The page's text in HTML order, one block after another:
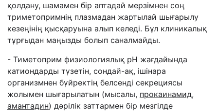
қолдану, шамамен бір аптадай мерзімнен соң
триметопримнің плазмадан жартылай шығарылу
кезеңінің қысқаруына алып келеді. Бұл клиникалық
тұрғыдан маңызды болып саналмайды.
- Тиметоприм физиологиялық рН жағдайында
катиондарды түзетін, сондай-ақ, ішінара
организмнен бүйректің белсенді секрециясы
жолымен шығарылатын (мысалы, прокаинамид,
амантадин) дәрілік заттармен бір мезгілде